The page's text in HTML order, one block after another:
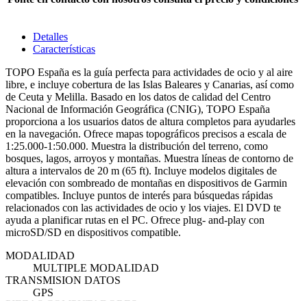
Detalles
Características
TOPO España es la guía perfecta para actividades de ocio y al aire
libre, e incluye cobertura de las Islas Baleares y Canarias, así como
de Ceuta y Melilla. Basado en los datos de calidad del Centro
Nacional de Información Geográfica (CNIG), TOPO España
proporciona a los usuarios datos de altura completos para ayudarles
en la navegación. Ofrece mapas topográficos precisos a escala de
1:25.000-1:50.000. Muestra la distribución del terreno, como
bosques, lagos, arroyos y montañas. Muestra líneas de contorno de
altura a intervalos de 20 m (65 ft). Incluye modelos digitales de
elevación con sombreado de montañas en dispositivos de Garmin
compatibles. Incluye puntos de interés para búsquedas rápidas
relacionados con las actividades de ocio y los viajes. El DVD te
ayuda a planificar rutas en el PC. Ofrece plug- and-play con
microSD/SD en dispositivos compatible.
MODALIDAD
MULTIPLE MODALIDAD
TRANSMISION DATOS
GPS